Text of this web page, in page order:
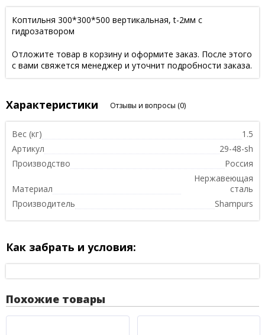
Коптильня 300*300*500 вертикальная, t-2мм с
гидрозатвором
Отложите товар в корзину и оформите заказ. После этого
с вами свяжется менеджер и уточнит подробности заказа.
Характеристики Отзывы и вопросы (0)
Вес (кг)
1.5
Артикул
29-48-sh
Производство
Россия
Материал
Нержавеющая
сталь
Производитель
Shampurs
Как забрать и условия:
Похожие товары